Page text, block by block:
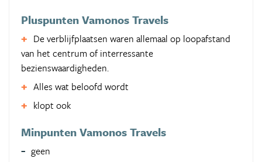
Pluspunten Vamonos Travels
De verblijfplaatsen waren allemaal op loopafstand
van het centrum of interressante
bezienswaardigheden.
Alles wat beloofd wordt
klopt ook
Minpunten Vamonos Travels
geen